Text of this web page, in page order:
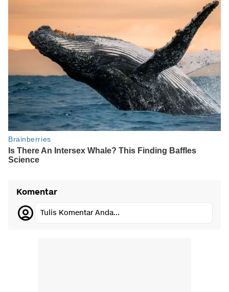
Komentar
Tulis Komentar Anda...